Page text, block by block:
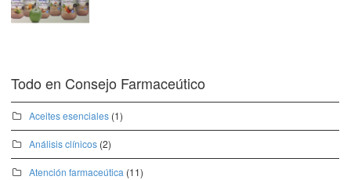
Todo en Consejo Farmaceútico
Aceites esenciales (1)
Análisis clínicos (2)
Atención farmaceútica (11)